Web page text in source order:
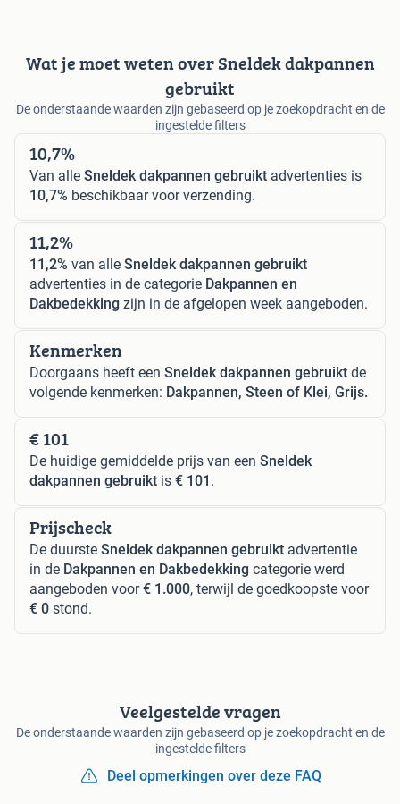
Wat je moet weten over Sneldek dakpannen
gebruikt
De onderstaande waarden zijn gebaseerd op je zoekopdracht en de
ingestelde filters
10,7%
Van alle Sneldek dakpannen gebruikt advertenties is
10,7% beschikbaar voor verzending.
11,2%
11,2% van alle Sneldek dakpannen gebruikt
advertenties in de categorie Dakpannen en
Dakbedekking zijn in de afgelopen week aangeboden.
Kenmerken
Doorgaans heeft een Sneldek dakpannen gebruikt de
volgende kenmerken: Dakpannen, Steen of Klei, Grijs.
€ 101
De huidige gemiddelde prijs van een Sneldek
dakpannen gebruikt is € 101 .
Prijscheck
De duurste Sneldek dakpannen gebruikt advertentie
in de Dakpannen en Dakbedekking categorie werd
aangeboden voor€ 1.000, terwijl de goedkoopste voor
€ 0 stond.
Veelgestelde vragen
De onderstaande waarden zijn gebaseerd op je zoekopdracht en de
ingestelde filters
Deel opmerkingen over deze FAQ